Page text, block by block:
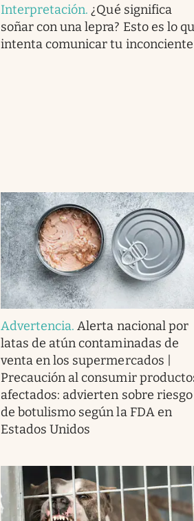
Interpretación. ¿Qué significa
soñar con una lepra? Esto es lo
intenta comunicar tu inconciente
Advertencia.Alerta nacional por
latas de atún contaminadas de
venta en los supermercados |
Precaución al consumir
afectados: advierten sobre riesgo
de botulismo según la FDA en
Estados Unidos